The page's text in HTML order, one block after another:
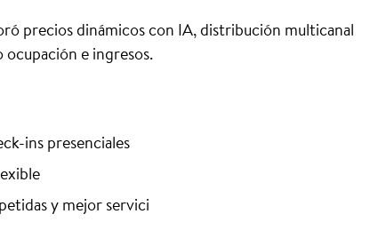
precios dinámicos con IA, distribución multicanal
e ingresos.
ins presenciales
y mejor servici